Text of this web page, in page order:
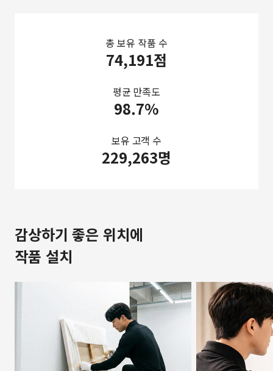
총 보유 작품 수
74,191점
평균 만족도
98.7%
보유 고객 수
229,263명
감상하기 좋은 위치에
작품 설치